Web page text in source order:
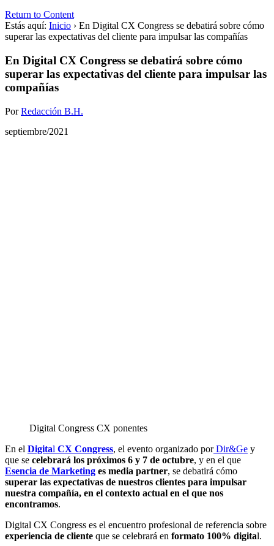
Return to Content
Estás aquí: Inicio › En Digital CX Congress se debatirá sobre cómo
superar las expectativas del cliente para impulsar las compañías
En Digital CX Congress se debatirá sobre cómo
superar las expectativas del cliente para impulsar las
compañías
PorRedacción B.H.
septiembre/2021
Digital Congress CX ponentes
En el Digital CX Congress, el evento organizado porDir&Ge y
que se celebrará los próximos 6 y 7 de octubre, y en el que
Esencia de Marketing es media partner, se debatirá cómo
superar las expectativas de nuestros clientes para impulsar
nuestra compañía, en el contexto actual en el que nos
encontramos.
Digital CX Congress es el encuentro profesional de referencia sobre
experiencia de cliente que se celebrará en formato 100% digital.